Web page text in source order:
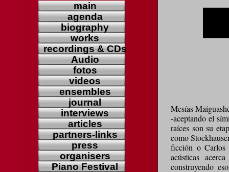
main
agenda
biography
works
recordings & CDs
Audio
fotos
videos
ensembles
journal
interviews
articles
partners-links
press
organisers
Piano Festival
Mesías
-aceptando el
raíces son su
como
ficción o Carlos
acústicas
construyendo
main
agenda
biography
works
recordings & CDs
Audio
fotos
videos
ensembles
journal
interviews
articles
partners-links
press
organisers
Piano Festival